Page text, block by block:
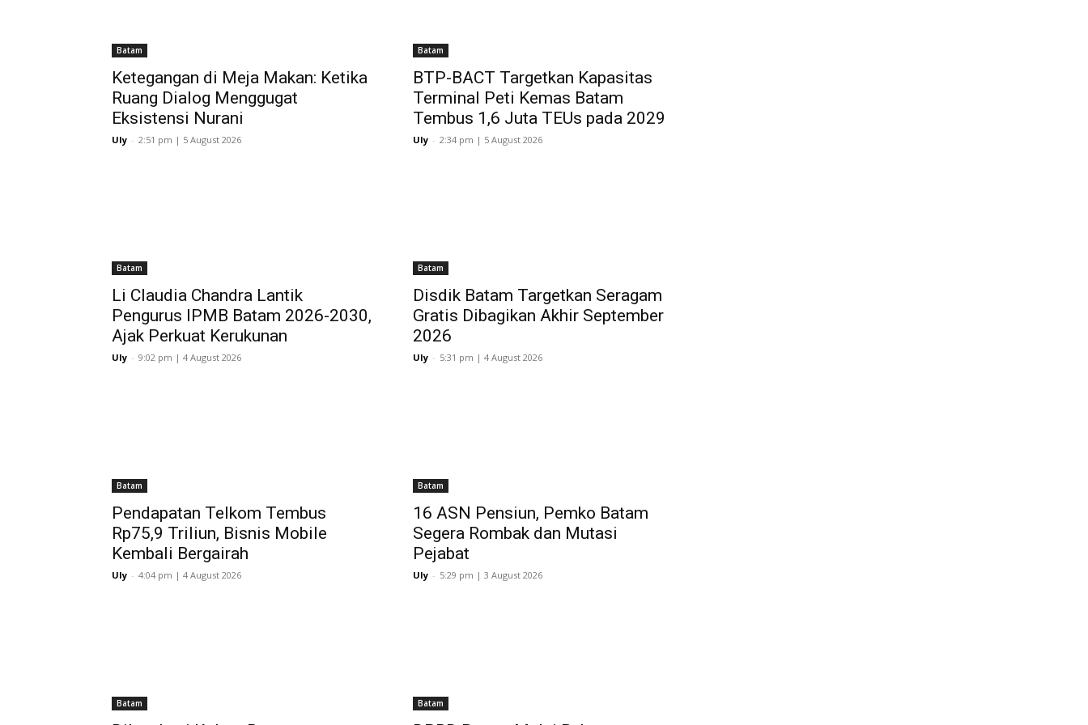
Batam
Ketegangan di Meja Makan: Ketika
Ruang Dialog Menggugat
Eksistensi Nurani
Uly - 2:51 pm | 5 August 2026
Batam
BTP-BACT Targetkan Kapasitas
Terminal Peti Kemas Batam
Tembus 1,6 Juta TEUs pada 2029
Uly - 2:34 pm | 5 August 2026
Batam
Li Claudia Chandra Lantik
Pengurus IPMB Batam 2026-2030,
Ajak Perkuat Kerukunan
Uly - 9:02 pm | 4 August 2026
Batam
Disdik Batam Targetkan Seragam
Gratis Dibagikan Akhir September
2026
Uly - 5:31 pm | 4 August 2026
Batam
Pendapatan Telkom Tembus
Rp75,9 Triliun, Bisnis Mobile
Kembali Bergairah
Uly - 4:04 pm | 4 August 2026
Batam
16 ASN Pensiun, Pemko Batam
Segera Rombak dan Mutasi
Pejabat
Uly - 5:29 pm | 3 August 2026
Batam Batam